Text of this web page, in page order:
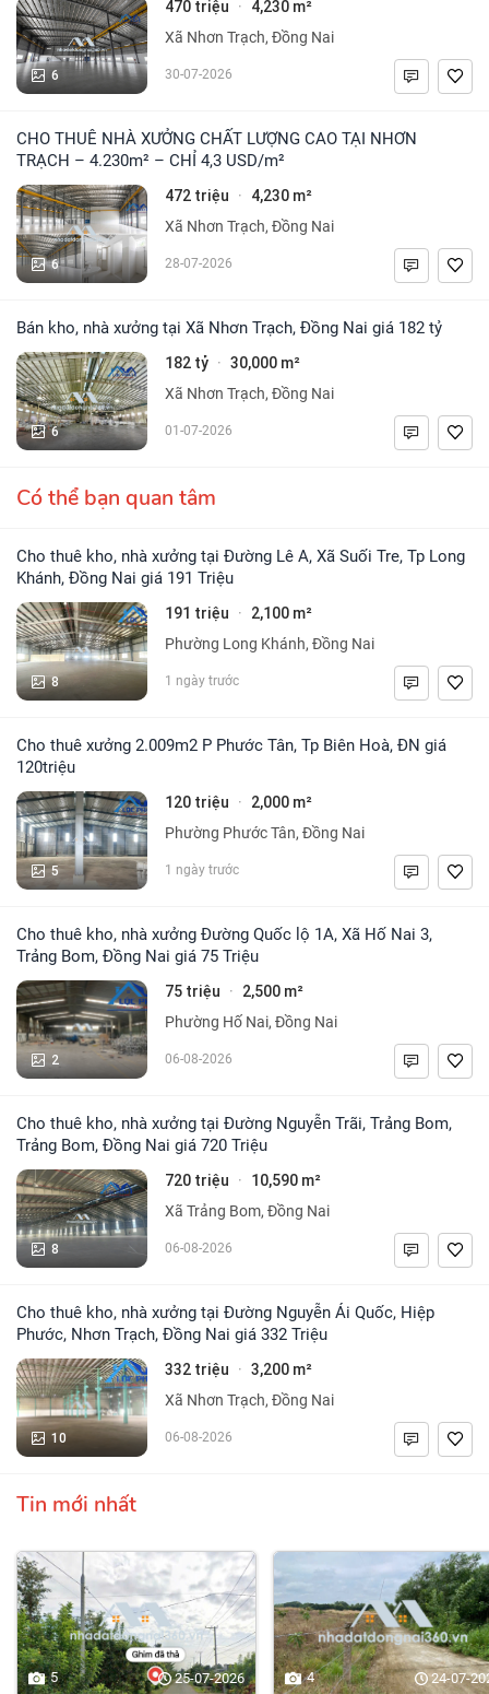
6
470 triệu · 4,230 m²
Xã Nhơn Trạch, Đồng Nai
30-07-2026
CHO THUÊ NHÀ XƯỞNG CHẤT LƯỢNG CAO TẠI NHƠN
TRẠCH – 4.230m² – CHỈ 4,3 USD/m²
6
472 triệu · 4,230 m²
Xã Nhơn Trạch, Đồng Nai
28-07-2026
Bán kho, nhà xưởng tại Xã Nhơn Trạch, Đồng Nai giá 182 tỷ
6
182 tỷ · 30,000 m²
Xã Nhơn Trạch, Đồng Nai
01-07-2026
Có thể bạn quan tâm
Cho thuê kho, nhà xưởng tại Đường Lê A, Xã Suối Tre, Tp Long
Khánh, Đồng Nai giá 191 Triệu
8
191 triệu · 2,100 m²
Phường Long Khánh, Đồng Nai
1 ngày trước
Cho thuê xưởng 2.009m2 P Phước Tân, Tp Biên Hoà, ĐN giá
120triệu
5
120 triệu · 2,000 m²
Phường Phước Tân, Đồng Nai
1 ngày trước
Cho thuê kho, nhà xưởng Đường Quốc lộ 1A, Xã Hố Nai 3,
Trảng Bom, Đồng Nai giá 75 Triệu
2
75 triệu · 2,500 m²
Phường Hố Nai, Đồng Nai
06-08-2026
Cho thuê kho, nhà xưởng tại Đường Nguyễn Trãi, Trảng Bom,
Trảng Bom, Đồng Nai giá 720 Triệu
8
720 triệu · 10,590 m²
Xã Trảng Bom, Đồng Nai
06-08-2026
Cho thuê kho, nhà xưởng tại Đường Nguyễn Ái Quốc, Hiệp
Phước, Nhơn Trạch, Đồng Nai giá 332 Triệu
10
332 triệu · 3,200 m²
Xã Nhơn Trạch, Đồng Nai
06-08-2026
Tin mới nhất
5 25-07-2026 4 24-07-